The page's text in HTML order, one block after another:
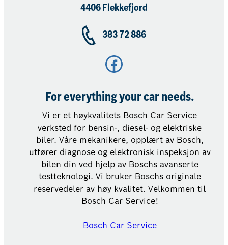
4406 Flekkefjord
383 72 886
Facebook
For everything your car needs.
Vi er et høykvalitets Bosch Car Service
verksted for bensin-, diesel- og elektriske
biler. Våre mekanikere, opplært av Bosch,
utfører diagnose og elektronisk inspeksjon av
bilen din ved hjelp av Boschs avanserte
testteknologi. Vi bruker Boschs originale
reservedeler av høy kvalitet. Velkommen til
Bosch Car Service!
Bosch Car Service